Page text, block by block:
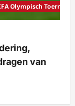
Olympisch Toernooi
van